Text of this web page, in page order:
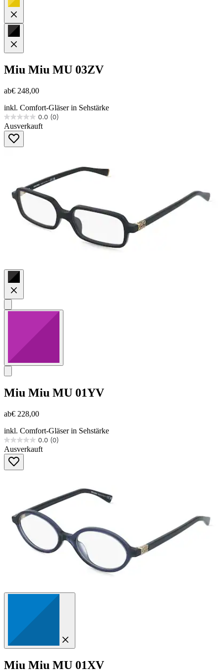
Miu Miu MU 03ZV
ab€ 248,00
inkl. Comfort-Gläser in Sehstärke
0.0 (0)
0.0
von
Sternen.
Ausverkauft
Miu Miu MU 01YV
ab€ 228,00
inkl. Comfort-Gläser in Sehstärke
0.0 (0)
0.0
von
Sternen.
Ausverkauft
Miu Miu MU 01XV